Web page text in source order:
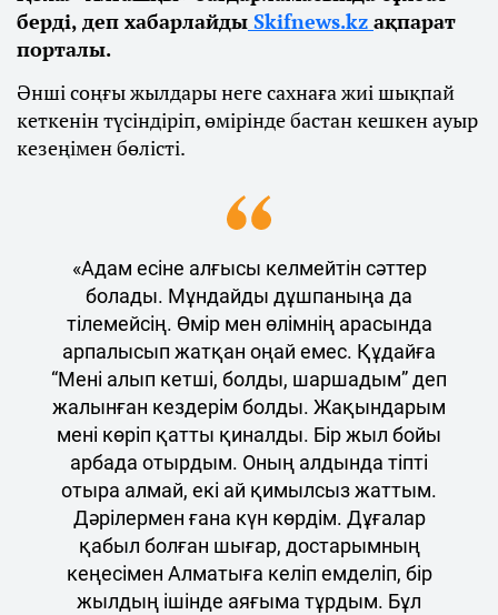
берді, деп хабарлайды Skifnews.kz ақпарат
порталы.
Әнші соңғы жылдары неге сахнаға жиі шықпай
кеткенін түсіндіріп, өмірінде бастан кешкен ауыр
кезеңімен бөлісті.
«Адам есіне алғысы келмейтін сәттер
болады. Мұндайды дұшпаныңа да
тілемейсің. Өмір мен өлімнің арасында
арпалысып жатқан оңай емес. Құдайға
“Мені алып кетші, болды, шаршадым” деп
жалынған кездерім болды. Жақындарым
мені көріп қатты қиналды. Бір жыл бойы
арбада отырдым. Оның алдында тіпті
отыра алмай, екі ай қимылсыз жаттым.
Дәрілермен ғана күн көрдім. Дұғалар
қабыл болған шығар, достарымның
кеңесімен Алматыға келіп емделіп, бір
жылдың ішінде аяғыма тұрдым. Бұл